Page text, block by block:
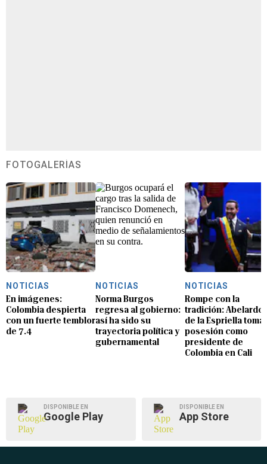
FOTOGALERÍAS
NOTICIAS
En imágenes:
Colombia despierta
con un fuerte temblor
de 7.4
NOTICIAS
Norma Burgos
regresa al gobierno:
así ha sido su
trayectoria política y
gubernamental
NOTICIAS
Rompe con la
tradición: Abelardo
de la Espriella toma
posesión como
presidente de
Colombia en Cali
DISPONIBLE EN
Google Play
DISPONIBLE EN
App Store